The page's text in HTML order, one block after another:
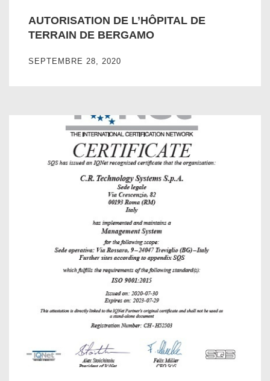
AUTORISATION DE L’HÔPITAL DE
TERRAIN DE BERGAMO
SEPTEMBRE 28, 2020